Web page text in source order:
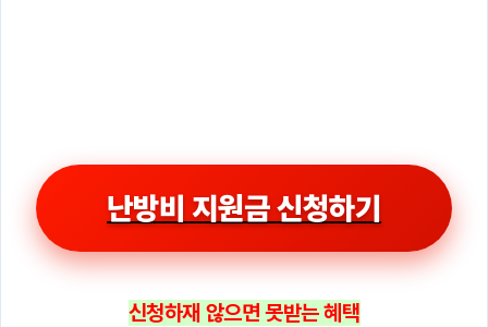
난방비 지원금 신청하기
신청하재 않으면 못받는 혜택